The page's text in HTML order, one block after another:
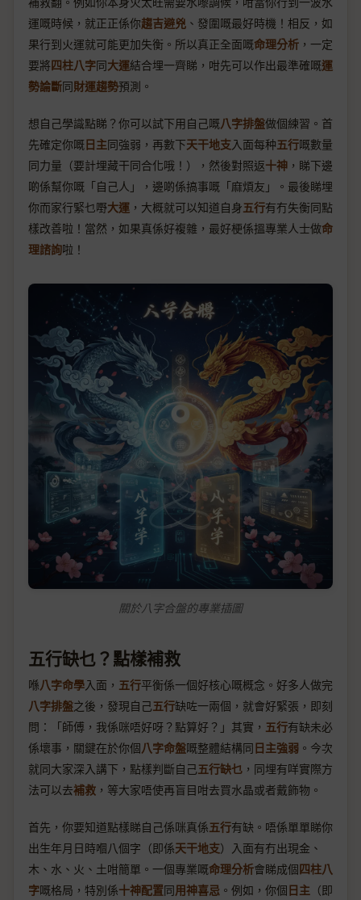
運嘅時候，就正正係你趨吉避兇 、發圍嘅最好時機！相反，如
果行到火運就可能更加失衡。所以真正全面嘅命理分析 ，一定
要將四柱八字同大運結合埋一齊睇，咁先可以作出最準確嘅運
勢論斷同財運趨勢預測。
想自己學識點睇？你可以試下用自己嘅八字排盤做個練習。首
先確定你嘅日主同強弱，再數下天干地支入面每种五行嘅數量
同力量（要計埋藏干同合化哦！），然後對照返十神 ，睇下邊
啲係幫你嘅「自己人」，邊啲係搞事嘅「麻煩友」。最後睇埋
你而家行緊乜嘢大運 ，大概就可以知道自身五行有冇失衡同點
樣改善啦！當然，如果真係好複雜，最好梗係搵專業人士做命
理諮詢啦！
關於八字合盤的專業插圖
五行缺乜？點樣補救
喺八字命學入面， 五行平衡係一個好核心嘅概念。好多人做完
八字排盤之後，發現自己五行缺咗一兩個，就會好緊張，即刻
問：「師傅，我係咪唔好呀？點算好？」其實， 五行有缺未必
係壞事，關鍵在於你個八字命盤嘅整體結構同日主強弱 。今次
就同大家深入講下，點樣判斷自己五行缺乜 ，同埋有咩實際方
法可以去補救 ，等大家唔使再盲目咁去買水晶或者戴飾物。
首先，你要知道點樣睇自己係咪真係五行有缺。唔係單單睇你
出生年月日時嗰八個字（即係天干地支）入面有冇出現金、
木、水、火、土咁簡單。一個專業嘅命理分析會睇成個四柱八
字嘅格局，特別係十神配置同用神喜忌 。例如，你個日主 （即